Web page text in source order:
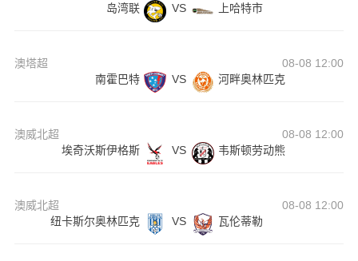
岛湾联
VS 上哈特市
澳塔超
08-08 12:00
南霍巴特
VS 河畔奥林匹克
澳威北超
08-08 12:00
埃奇沃斯伊格斯
VS 韦斯顿劳动熊
澳威北超
08-08 12:00
纽卡斯尔奥林匹克
VS 瓦伦蒂勒